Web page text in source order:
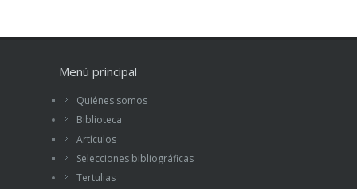
Menú principal
Quiénes somos
Biblioteca
Artículos
Selecciones bibliográficas
Tertulias